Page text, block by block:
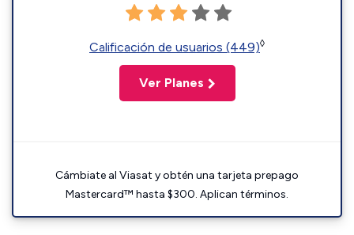
Calificación de usuarios (449)◊
Ver Planes
Cámbiate al Viasat y obtén una tarjeta prepago
Mastercard™ hasta $300. Aplican términos.